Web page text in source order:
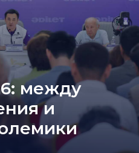
между
и